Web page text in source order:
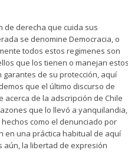
de derecha que cuida sus
se denomine Democracia, o
todos estos regimenes son
que los tienen o manejan
de su protección, aquí
que el último discurso de
de la adscripción de Chile
que lo llevó a yanquilandia,
como el denunciado por
en una práctica habitual de aquí
aún, la libertad de expresión